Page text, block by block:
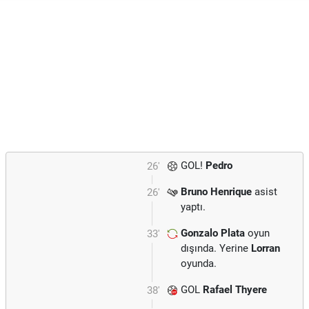
26' GOL! Pedro
26' Bruno Henrique asist
yaptı.
33' Gonzalo Plata oyun
dışında. Yerine Lorran
oyunda.
38' GOL Rafael Thyere